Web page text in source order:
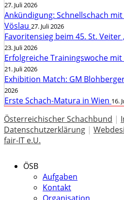
27. Juli 2026
Ankündigung: Schnellschach
Vöslau 27. Juli 2026
Favoritensieg beim 45. St. Veiter
23. Juli 2026
Erfolgreiche Trainingswoche mit
21. Juli 2026
Exhibition Match: GM
2026
Erste Schach-Matura in Wien 16.
Österreichischer Schachbund |
Datenschutzerklärung |
fair-IT e.U.
ÖSB
Aufgaben
Kontakt